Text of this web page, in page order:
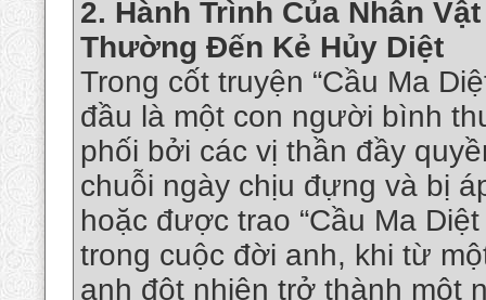
2. Hành Trình Của Nhân
Thường Đến Kẻ Hủy Diệt
Trong cốt truyện “Cầu Ma
đầu là một con người bình
phối bởi các vị thần đầy
chuỗi ngày chịu đựng và bị
hoặc được trao “Cầu Ma
trong cuộc đời anh, khi từ
anh đột nhiên trở thành một